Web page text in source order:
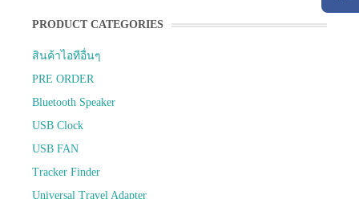
PRODUCT CATEGORIES
สินค้าไอทีอื่นๆ
PRE ORDER
Bluetooth Speaker
USB Clock
USB FAN
Tracker Finder
Universal Travel Adapter